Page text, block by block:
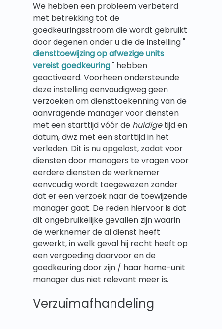
We hebben een probleem verbeterd
met betrekking tot de
goedkeuringsstroom die wordt gebruikt
door degenen onder u die de instelling "
diensttoewijzing op afwezige units
vereist goedkeuring" hebben
geactiveerd. Voorheen ondersteunde
deze instelling eenvoudigweg geen
verzoeken om diensttoekenning van de
aanvragende manager voor diensten
met een starttijd vóór de huidigetijd en
datum, dwz met een starttijd in het
verleden. Dit is nu opgelost, zodat voor
diensten door managers te vragen voor
eerdere diensten de werknemer
eenvoudig wordt toegewezen zonder
dat er een verzoek naar de toewijzende
manager gaat. De reden hiervoor is dat
dit ongebruikelijke gevallen zijn waarin
de werknemer de al dienst heeft
gewerkt, in welk geval hij recht heeft op
een vergoeding daarvoor en de
goedkeuring door zijn / haar home-unit
manager dus niet relevant meer is.
Verzuimafhandeling